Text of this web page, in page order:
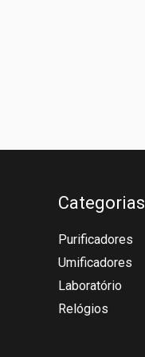
Categorias
Purificadores
Umificadores
Laboratório
Relógios